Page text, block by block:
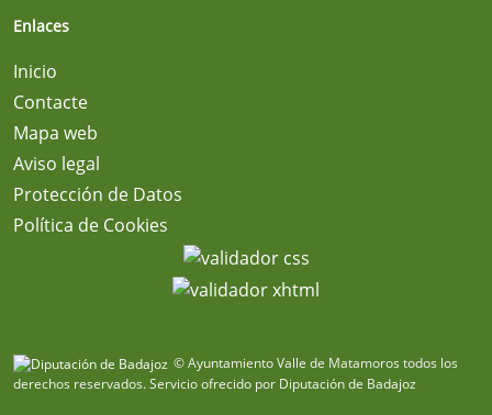
Enlaces
Inicio
Contacte
Mapa web
Aviso legal
Protección de Datos
Política de Cookies
© Ayuntamiento Valle de Matamoros todos los
derechos reservados.Servicio ofrecido por Diputación de Badajoz